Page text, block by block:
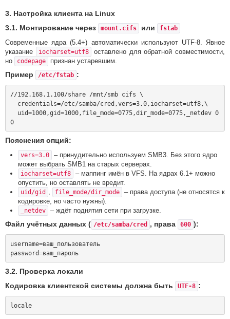
3. Настройка клиента на Linux
3.1. Монтирование через
mount.cifs или fstab
Современные ядра (5.4+) автоматически используют UTF-8. Явное
указание
iocharset=utf8
оставлено для обратной совместимости,
но
codepage признан устаревшим.
Пример /etc/fstab :
//192.168.1.100/share /mnt/smb cifs \
0
Пояснения опций:
vers=3.0
– принудительно используем SMB3. Без этого ядро
может выбрать SMB1 на старых серверах.
iocharset=utf8
– маппинг имён в VFS. На ядрах 6.1+ можно
опустить, но оставлять не вредит.
uid/gid , file_mode/dir_mode
– права доступа (не относятся к
кодировке, но часто нужны).
_netdev – ждёт поднятия сети при загрузке.
Файл учётных данных ( /etc/samba/cred , права 600 ):
username=ваш_пользователь
password=ваш_пароль
3.2. Проверка локали
Кодировка клиентской системы должна быть
UTF-8 :
locale